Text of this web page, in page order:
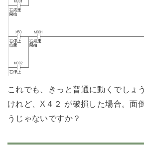
これでも、きっと普通に動くでしょう
けれど、X４２ が破損した場合。面
うじゃないですか？